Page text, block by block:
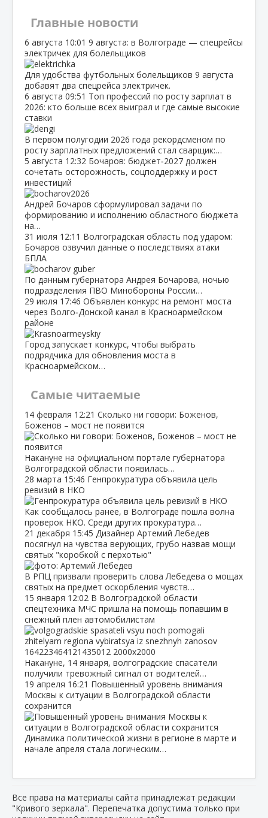
Главные новости
6 августа 10:01 9 августа: в Волгограде — спецрейсы
электричек для болельщиков
Для удобства футбольных болельщиков 9 августа
добавят два спецрейса электричек.
6 августа 09:51 Топ профессий по росту зарплат в
2026: кто больше всех выиграл и где самые высокие
ставки
В первом полугодии 2026 года рекордсменом по
росту зарплатных предложений стал сварщик:…
5 августа 12:32 Бочаров: бюджет‑2027 должен
сочетать осторожность, соцподдержку и рост
инвестиций
Андрей Бочаров сформулировал задачи по
формированию и исполнению областного бюджета
на…
31 июля 12:11 Волгоградская область под ударом:
Бочаров озвучил данные о последствиях атаки
БПЛА
По данным губернатора Андрея Бочарова, ночью
подразделения ПВО Минобороны России…
29 июля 17:46 Объявлен конкурс на ремонт моста
через Волго‑Донской канал в Красноармейском
районе
Город запускает конкурс, чтобы выбрать
подрядчика для обновления моста в
Красноармейском…
Самые читаемые
14 февраля 12:21 Сколько ни говори: Боженов,
Боженов – мост не появится
Накануне на официальном портале губернатора
Волгоградской области появилась…
28 марта 15:46 Генпрокуратура объявила цель
ревизий в НКО
Как сообщалось ранее, в Волгограде пошла волна
проверок НКО. Среди других прокуратура…
21 декабря 15:45 Дизайнер Артемий Лебедев
посягнул на чувства верующих, грубо назвав мощи
святых "коробкой с перхотью"
В РПЦ призвали проверить слова Лебедева о мощах
святых на предмет оскорбления чувств…
15 января 12:02 В Волгоградской области
спецтехника МЧС пришла на помощь попавшим в
снежный плен автомобилистам
Накануне, 14 января, волгоградские спасатели
получили тревожный сигнал от водителей…
19 апреля 16:21 Повышенный уровень внимания
Москвы к ситуации в Волгоградской области
сохранится
Динамика политической жизни в регионе в марте и
начале апреля стала логическим…
Все права на материалы сайта принадлежат редакции
"Кривого зеркала". Перепечатка допустима только при